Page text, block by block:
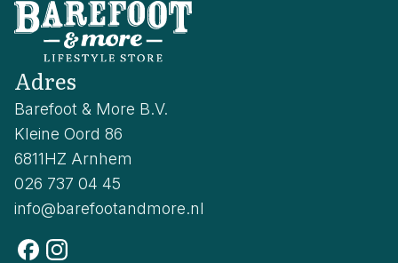
Adres
Barefoot & More B.V.
Kleine Oord 86
6811HZ Arnhem
026 737 04 45
info@barefootandmore.nl